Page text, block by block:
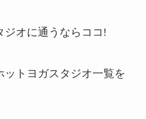
ジオに通うならココ!
ットヨガスタジオ一覧を